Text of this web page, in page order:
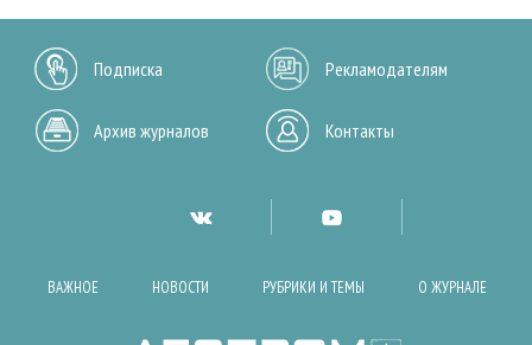
Подписка Рекламодателям
Архив журналов Контакты
ВАЖНОЕ НОВОСТИ РУБРИКИ И ТЕМЫ О ЖУРНАЛЕ